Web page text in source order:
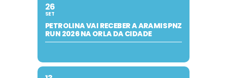
26
SET
PETROLINA VAI RECEBER A ARAMIS PNZ
RUN 2026 NA ORLA DA CIDADE